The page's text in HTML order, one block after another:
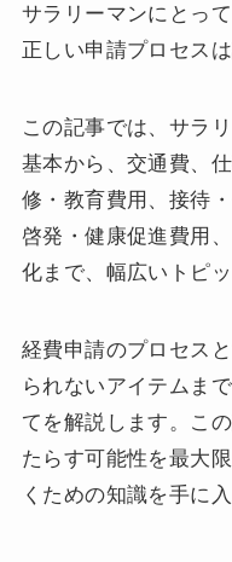
サラリーマンにとっ
正しい申請プロセス
この記事では、サラ
基本から、交通費、
修・教育費用、接待
啓発・健康促進費用
化まで、幅広いトピ
経費申請のプロセス
られないアイテムま
てを解説します。こ
たらす可能性を最大
くための知識を手に